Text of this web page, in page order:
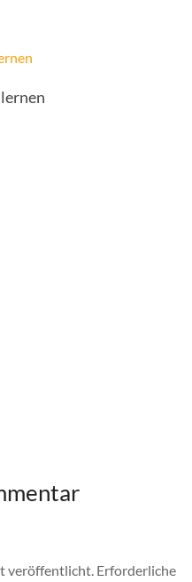
veröffentlicht. Erforderliche